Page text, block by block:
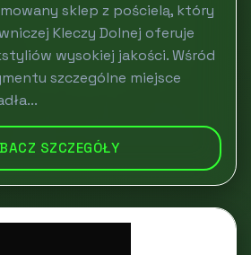
sklep z pościelą, który
Kleczy Dolnej oferuje
wysokiej jakości. Wśród
szczególne miejsce
SZCZEGÓŁY